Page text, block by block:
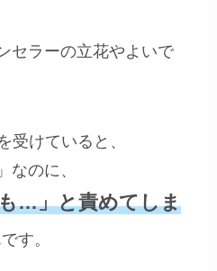
セラーの立花やよいで
受けていると、
なのに、
…」と責めてしま
す。